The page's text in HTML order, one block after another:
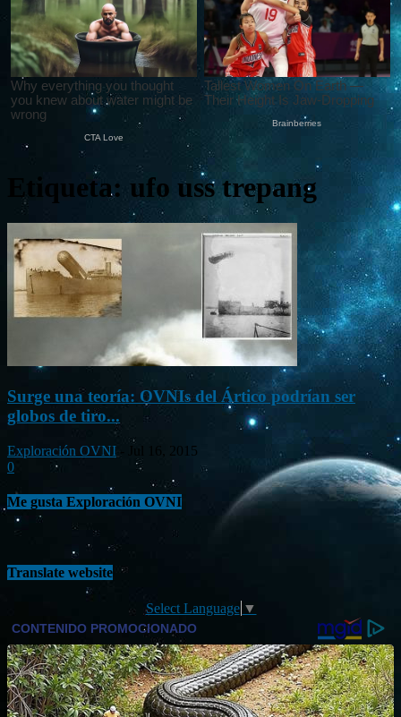
Etiqueta: ufo uss trepang
Surge una teoría: OVNIs del Ártico podrían ser
globos de tiro...
Exploración OVNI
Jul 16, 2015
0
Me gusta Exploración OVNI
Translate website
Select Language ▼